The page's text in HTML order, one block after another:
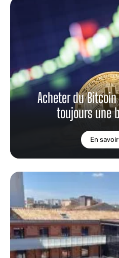
Acheter du
toujours une
En